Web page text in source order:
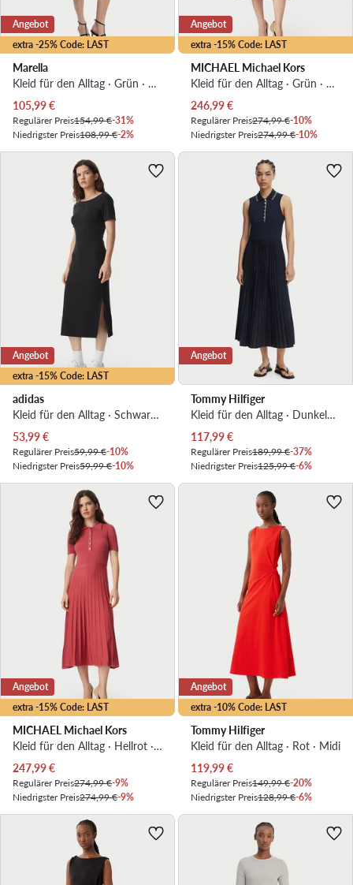
extra -25% Code: LAST
Angebot
Marella
Kleid für den Alltag · Grün · Midi
Aktueller Preis
105,99€
Regulärer Preis154,99 €-31%
Niedrigster Preis108,99 €-2%
extra -15% Code: LAST
Angebot
MICHAEL Michael Kors
Kleid für den Alltag · Grün · Midi
Aktueller Preis
246,99€
Regulärer Preis274,99 €-10%
Niedrigster Preis274,99 €-10%
extra -15% Code: LAST
Angebot
adidas
Kleid für den Alltag · Schwarz · Midi
Aktueller Preis
53,99€
Regulärer Preis59,99 €-10%
Niedrigster Preis59,99 €-10%
Angebot
Tommy Hilfiger
Kleid für den Alltag · Dunkelblau · Midi
Aktueller Preis
117,99€
Regulärer Preis189,99 €-37%
Niedrigster Preis125,99 €-6%
extra -15% Code: LAST
Angebot
MICHAEL Michael Kors
Kleid für den Alltag · Hellrot · Midi
Aktueller Preis
247,99€
Regulärer Preis274,99 €-9%
Niedrigster Preis274,99 €-9%
extra -10% Code: LAST
Angebot
Tommy Hilfiger
Kleid für den Alltag · Rot · Midi
Aktueller Preis
119,99€
Regulärer Preis149,99 €-20%
Niedrigster Preis128,99 €-6%